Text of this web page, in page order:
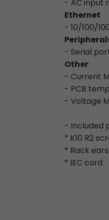
- AC input
Ethernet
- 10/100/
- Serial
Other
- Current
- PCB
- Voltage
- Included
* K10 R2
* Rack ears
* IEC cord